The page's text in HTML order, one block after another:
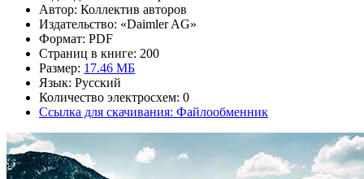
Автор: Коллектив авторов
Издательство: «Daimler AG»
Формат: PDF
Страниц в книге: 200
Размер: 17.46 МБ
Язык: Русский
Количество электросхем: 0
Ссылка для скачивания: Файлообменник